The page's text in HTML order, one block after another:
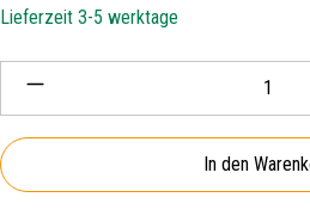
Lieferzeit 3-5 werktage
Produkt Anzahl: Gib den
In den